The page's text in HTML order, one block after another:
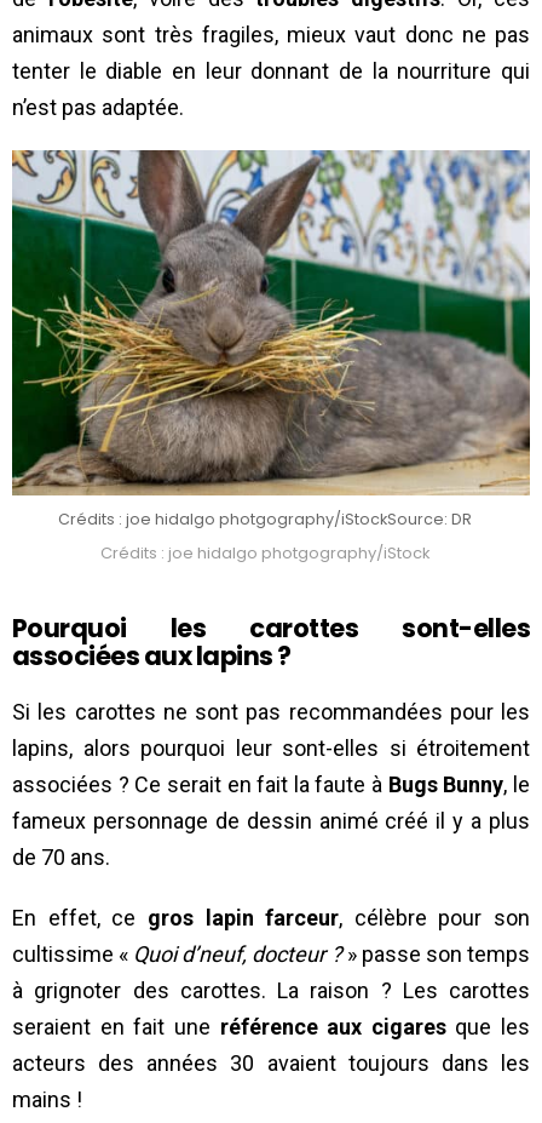
animaux sont très fragiles, mieux vaut donc ne pas
tenter le diable en leur donnant de la nourriture qui
n’est pas adaptée.
Crédits : joe hidalgo photgography/iStockSource: DR
Crédits : joe hidalgo photgography/iStock
Pourquoi les carottes sont-elles
associées aux lapins ?
Si les carottes ne sont pas recommandées pour les
lapins, alors pourquoi leur sont-elles si étroitement
associées ? Ce serait en fait la faute à Bugs Bunny, le
fameux personnage de dessin animé créé il y a plus
de 70 ans.
En effet, ce gros lapin farceur, célèbre pour son
cultissime « Quoi d’neuf, docteur ?» passe son temps
à grignoter des carottes. La raison ? Les carottes
seraient en fait une référence aux cigaresque les
acteurs des années 30 avaient toujours dans les
mains !